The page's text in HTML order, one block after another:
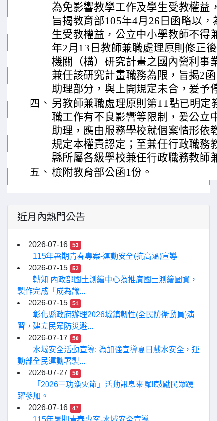
為免影響教學工作及學生受教權益
旨揭教育部105年4月26日函略以
生受教權益，公立中小學教師不得
年2月13日教師兼職處理原則修正
機關（構）研究計畫之國內營利事
兼任該研究計畫職務為限，旨揭2
助理部分，與上開規定未合，爰予
四、 另教師兼職處理原則第11點已明定
職工作有不良影響等限制，爰公立
助理，應由服務學校就個案情形依
規定本權責認定；至兼任行政職務
縣所屬各級學校兼任行政職務教師
五、 檢附教育部公函1份。
近月內熱門公告
2026-07-16 53
115年暑期青春專案-運動安全(抗高溫)宣導
2026-07-15
52
轉知 內政部國土測繪中心為推廣國土測繪圖資，
製作完成「成為識...
2026-07-15
51
彰化縣政府辦理2026城鎮韌性(全民防衛動員)演
習，建立民眾防災避...
2026-07-17
50
水域安全活動宣導: 為加強宣導夏日戲水安全，運
動部全民運動署製...
2026-07-27
50
「2026王功漁火節」活動訊息來囉!!鼓勵民眾踴
躍參加。
2026-07-16
47
115年暑期青春專案-水域安全宣導